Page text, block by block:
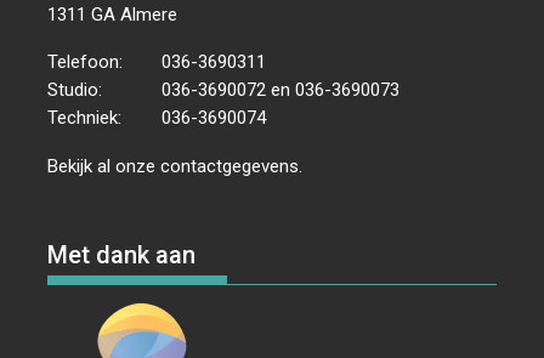
1311 GA Almere
Telefoon:
036-3690311
Studio:
036-3690072 en 036-3690073
Techniek:
036-3690074
Bekijk al onzecontactgegevens
Met dank aan